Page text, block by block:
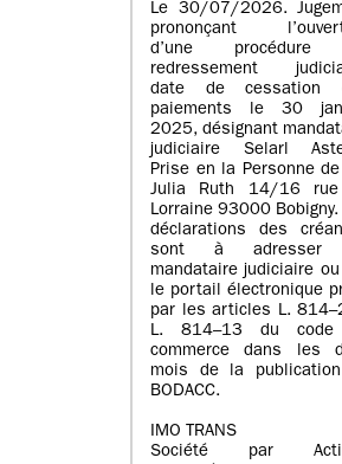
Le 30/07/2026.
prononçant
d’une procédure
redressement
date de cessation
paiements le 30
2025, désignant
judiciaire Selarl
Prise en la Personne
Julia Ruth 14/16
Lorraine 93000 Bobigny.
déclarations des
sont à adresser
mandataire judiciaire
le portail électronique
par les articles L.
L. 814–13 du
commerce dans les
mois de la
BODACC.
IMO TRANS
Société par